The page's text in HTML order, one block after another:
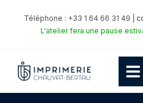
Téléphone : +33 1 64 66 31 49 |
L'atelier fera une pause